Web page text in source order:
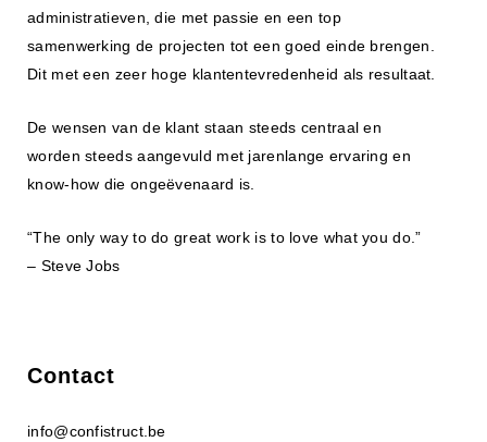
administratieven, die met passie en een top
samenwerking de projecten tot een goed einde brengen.
Dit met een zeer hoge klantentevredenheid als resultaat.
De wensen van de klant staan steeds centraal en
worden steeds aangevuld met jarenlange ervaring en
know-how die ongeëvenaard is.
“The only way to do great work is to love what you do.”
– Steve Jobs
Contact
info@confistruct.be